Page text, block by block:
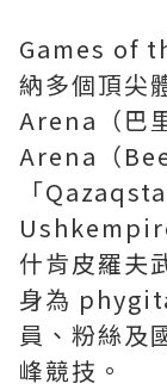
Games of
納多個頂尖
Arena（巴
Arena（
「
什肯皮羅夫
身為
員、粉絲及
峰競技。